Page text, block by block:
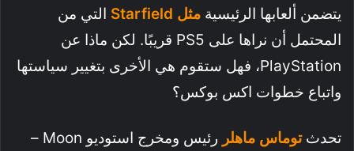
يتضمن ألعابها الرئيسية مثل Starfield
التي من
المحتمل أن نراها على PS5 قريبًا. لكن ماذا عن
PlayStation، فهل ستقوم هي الأخرى بتغيير سياستها
واتباع خطوات اكس بوكس؟
تحدثتوماس ماهلر
رئيس ومخرج استوديو Moon –